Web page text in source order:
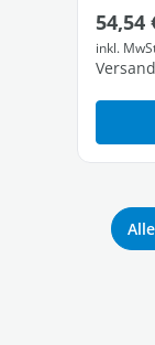
54,54
inkl.